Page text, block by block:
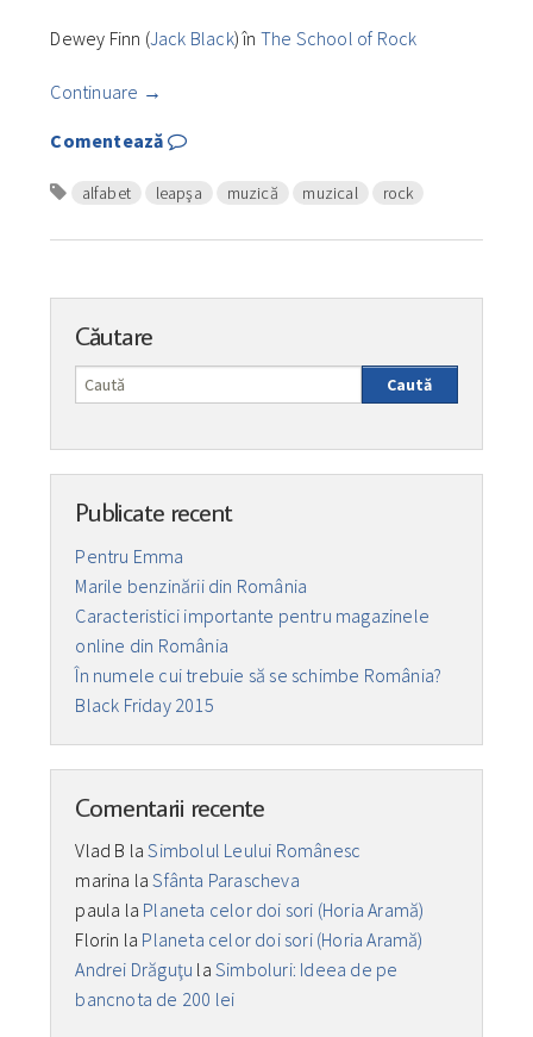
Dewey Finn (Jack Black) în The School of Rock
Continuare →
Comentează
alfabet leapşa muzică muzical rock
Căutare
Caută
Publicate recent
Pentru Emma
Marile benzinării din România
Caracteristici importante pentru magazinele
online din România
În numele cui trebuie să se schimbe România?
Black Friday 2015
Comentarii recente
Vlad B laSimbolul Leului Românesc
marina laSfânta Parascheva
paula la Planeta celor doi sori (Horia Aramă)
Florin la Planeta celor doi sori (Horia Aramă)
Andrei Drăguţu laSimboluri: Ideea de pe
bancnota de 200 lei